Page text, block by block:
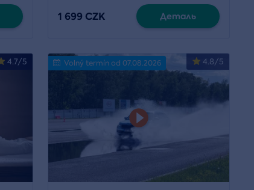
1 699 CZK Деталь
4.7/5 4.8/5
Volný termín od 07.08.2026